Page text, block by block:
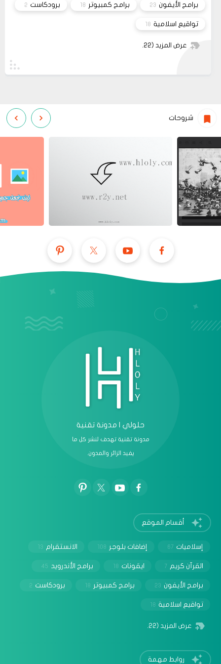
برامج الأيفون 23 برامج كمبيوتر 18 برودكاست 2
تواقيع اسلامية 18
عرض المزيد (22)
شروحات
حلولي | مدونة تقنية
مدونة تقنية تهدف لنشر كل ما
يفيد الزائر والمدون.
أقسام الموقع
إسلاميات 67 إضافات بلوجر 108 الانستقرام 13
القرآن كريم 7 ايقونات 18 برامج الأندرويد 45
برامج الأيفون 23 برامج كمبيوتر 18 برودكاست 2
تواقيع اسلامية 18
عرض المزيد (22)
روابط مهمة
‏يستخدم الموقع الإلكتروني هذا ملفات تعريف الارتباط من